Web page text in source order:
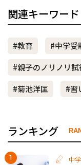
関連キーワード
#教育
#中学受
#親子のノリノリ
#菊池洋匡
#習
ランキング
中